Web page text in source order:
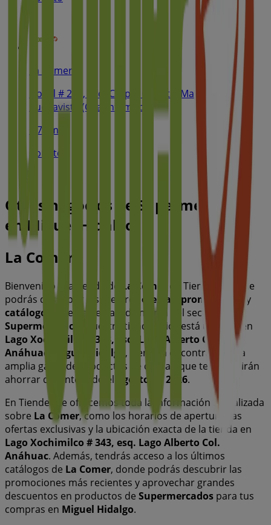
La Comer
Nogal # 212, esq. Carpio Col. Sta. María La Ribera,
Buenavista (Cuauhtémoc)
5.7 km
Abierto
Otros negocios de Supermercados
en Miguel Hidalgo
La Comer
Bienvenido a la tienda de La Comer
en Tiendeo, donde
podrás descubrir las mejores ofertas promociones y
catálogos
de esta destacada marca del sector de
Supermercados
. Nuestra tienda física está ubicada en
Lago Xochimilco # 343, esq. Lago Alberto Col.
Anáhuac
Miguel Hidalgo , y en ella encontrarás una
amplia gama de productos de calidad que te permitirán
ahorrar durante todo el
agosto de 2026.
En Tiendeo te ofrecemos toda la información actualizada
sobre La Comer, como los horarios de apertura, las
ofertas exclusivas y la ubicación exacta de la tienda en
Lago Xochimilco # 343, esq. Lago Alberto Col.
Anáhuac. Además, tendrás acceso a los últimos
catálogos de La Comer, donde podrás descubrir las
promociones más recientes y aprovechar grandes
descuentos en productos de Supermercados para tus
compras en Miguel Hidalgo.